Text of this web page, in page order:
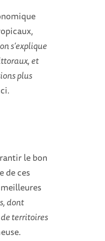
s’explique
et
plus
le bon
de ces
dont
territoires